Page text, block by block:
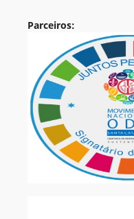
Parceiros: